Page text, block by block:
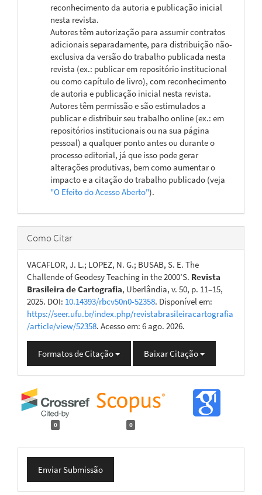
reconhecimento da autoria e publicação inicial
nesta revista.
Autores têm autorização para assumir contratos
adicionais separadamente, para distribuição não-
exclusiva da versão do trabalho publicada nesta
revista (ex.: publicar em repositório institucional
ou como capítulo de livro), com reconhecimento
de autoria e publicação inicial nesta revista.
Autores têm permissão e são estimulados a
publicar e distribuir seu trabalho online (ex.: em
repositórios institucionais ou na sua página
pessoal) a qualquer ponto antes ou durante o
processo editorial, já que isso pode gerar
alterações produtivas, bem como aumentar o
impacto e a citação do trabalho publicado (veja
"O Efeito do Acesso Aberto").
Como Citar
VACAFLOR, J. L.; LOPEZ, N. G.; BUSAB, S. E. The
Challende of Geodesy Teaching in the 2000’S. Revista
Brasileira de Cartografia, Uberlândia, v. 50, p. 11–15,
2025. DOI: 10.14393/rbcv50n0-52358. Disponível em:
https://seer.ufu.br/index.php/revistabrasileiracartografia
/article/view/52358. Acesso em: 6 ago. 2026.
Formatos de Citação Baixar Citação
0 0
Enviar
Submissão
Enviar Submissão